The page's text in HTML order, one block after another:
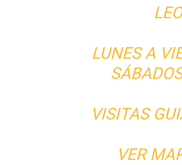
LUNES A
VISITAS
VER